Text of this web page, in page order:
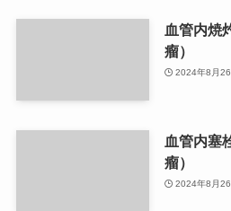
血管内焼
瘤）
2024年8月26
血管内塞
瘤）
2024年8月26